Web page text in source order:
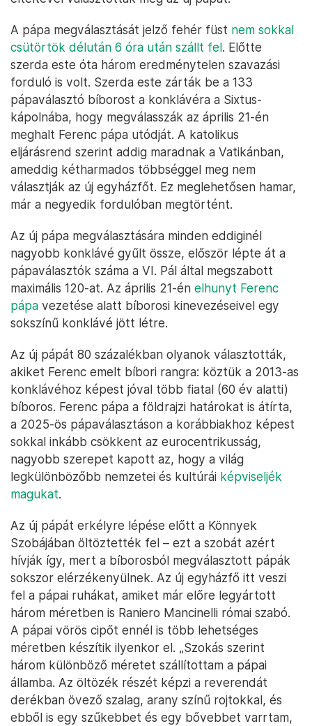
A pápa megválasztását jelző fehér füst nem sokkal
csütörtök délután 6 óra után szállt fel. Előtte
szerda este óta három eredménytelen szavazási
forduló is volt. Szerda este zárták be a 133
pápaválasztó bíborost a konklávéra a Sixtus-
kápolnába, hogy megválasszák az április 21-én
meghalt Ferenc pápa utódját. A katolikus
eljárásrend szerint addig maradnak a Vatikánban,
ameddig kétharmados többséggel meg nem
választják az új egyházfőt. Ez meglehetősen hamar,
már a negyedik fordulóban megtörtént.
Az új pápa megválasztására minden eddiginél
nagyobb konklávé gyűlt össze, először lépte át a
pápaválasztók száma a VI. Pál által megszabott
maximális 120-at. Az április 21-én elhunyt Ferenc
pápa vezetése alatt bíborosi kinevezéseivel egy
sokszínű konklávé jött létre.
Az új pápát 80 százalékban olyanok választották,
akiket Ferenc emelt bíbori rangra: köztük a 2013-as
konklávéhoz képest jóval több fiatal (60 év alatti)
bíboros. Ferenc pápa a földrajzi határokat is átírta,
a 2025-ös pápaválasztáson a korábbiakhoz képest
sokkal inkább csökkent az eurocentrikusság,
nagyobb szerepet kapott az, hogy a világ
legkülönbözőbb nemzetei és kultúrái képviseljék
magukat.
Az új pápát erkélyre lépése előtt a Könnyek
Szobájában öltöztették fel – ezt a szobát azért
hívják így, mert a bíborosból megválasztott pápák
sokszor elérzékenyülnek. Az új egyházfő itt veszi
fel a pápai ruhákat, amiket már előre legyártott
három méretben is Raniero Mancinelli római szabó.
A pápai vörös cipőt ennél is több lehetséges
méretben készítik ilyenkor el. „Szokás szerint
három különböző méretet szállítottam a pápai
államba. Az öltözék részét képzi a reverendát
derékban övező szalag, arany színű rojtokkal, és
ebből is egy szűkebbet és egy bővebbet varrtam,